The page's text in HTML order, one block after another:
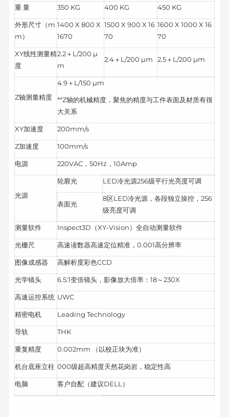
重 量 350 KG 400 KG 450 KG
外形尺寸（m
m）
1400 X 800 X
1670
1500 X 900 X 16
70
1600 X 1000 X 16
70
XY线性测量精
度
2.2＋L/200 μ
m
2.4＋L/200 μm 2.5＋L/200 μm
Z轴测量精度
4.9＋L/150 μm
**Z轴的机械精度，聚焦的精度与工件表面及材质有很
大关系
XY加速度 200mm/s
Z加速度 100mm/s
电源 220VAC，50Hz，10Amp
光源
轮廓光 LED冷光源256级平行光亮度可调
表面光
8区LED冷光源，各段独立操控，256
级亮度可调
测量软件 Inspect3D（XY-Vision）全自动测量软件
光栅尺 高速读数器高速定位精准，0.001高分辨率
图像成感器 高解析度彩色CCD
光学镜头 6.5:1变倍镜头，影像放大倍率：18～230X
高速运控系统 UWC
精密电机 Leading Technology
导轨 THK
重复精度 0.002mm （以校正块为准）
机台底座立柱 000级超高精度天然花岗岩，稳定性高
电脑 客户自配（建议DELL）